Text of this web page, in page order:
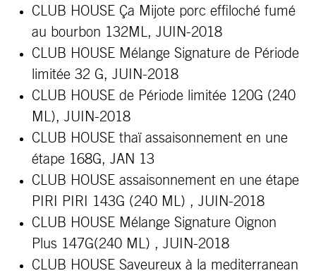
CLUB HOUSE Ça Mijote porc effiloché fumé
au bourbon 132ML, JUIN-2018
CLUB HOUSE Mélange Signature de Période
limitée 32 G, JUIN-2018
CLUB HOUSE de Période limitée 120G (240
ML), JUIN-2018
CLUB HOUSE thaï assaisonnement en une
étape 168G, JAN 13
CLUB HOUSE assaisonnement en une étape
PIRI PIRI 143G (240 ML) , JUIN-2018
CLUB HOUSE Mélange Signature Oignon
Plus 147G(240 ML) , JUIN-2018
CLUB HOUSE Saveureux à la mediterranean